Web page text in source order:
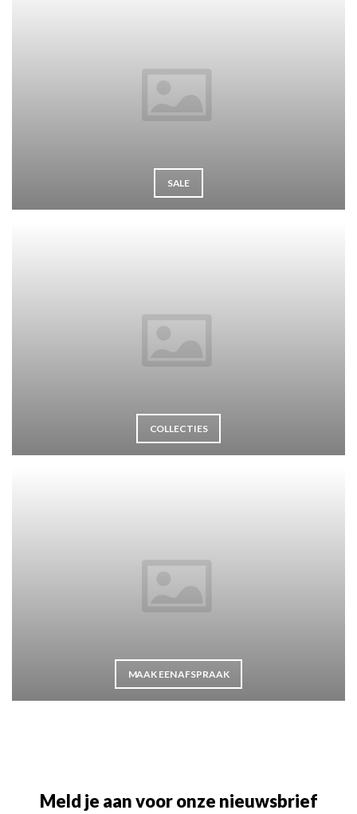
SALE
COLLECTIES
MAAK EEN AFSPRAAK
Meld je aan voor onze nieuwsbrief